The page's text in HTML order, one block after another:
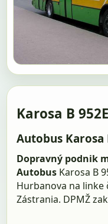
Karosa B
Autobus Karosa
Dopravný podnik
Autobus Karosa B
Hurbanova na linke
Zástrania. DPMŽ